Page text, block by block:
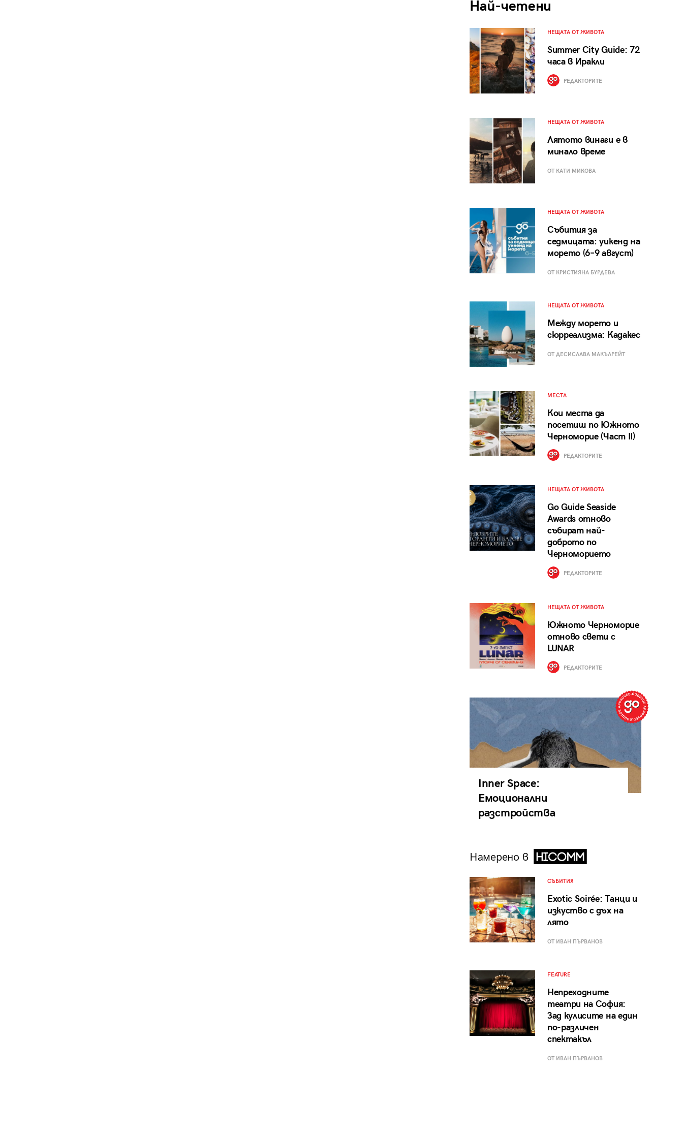
Най-четени
НЕЩАТА ОТ ЖИВОТА
Summer City Guide: 72
часа в Иракли
РЕДАКТОРИТЕ
НЕЩАТА ОТ ЖИВОТА
Лятото винаги е в
минало време
ОТ КАТИ МИКОВА
НЕЩАТА ОТ ЖИВОТА
Събития за
седмицата: уикенд на
морето (6–9 август)
ОТ КРИСТИЯНА БУРДЕВА
НЕЩАТА ОТ ЖИВОТА
Между морето и
сюрреализма: Кадакес
ОТ ДЕСИСЛАВА МАКЪЛРЕЙТ
МЕСТА
Кои места да
посетиш по Южното
Черноморие (Част II)
РЕДАКТОРИТЕ
НЕЩАТА ОТ ЖИВОТА
Go Guide Seaside
Awards отново
събират най-
доброто по
Черноморието
РЕДАКТОРИТЕ
НЕЩАТА ОТ ЖИВОТА
Южното Черноморие
отново свети с
LUNAR
РЕДАКТОРИТЕ
Inner Space:
Емоционални
разстройства
Намерено в
СЪБИТИЯ
Exotic Soirée: Танци и
изкуство с дъх на
лято
ОТ ИВАН ПЪРВАНОВ
FEATURE
Непреходните
театри на София:
Зад кулисите на един
по-различен
спектакъл
ОТ ИВАН ПЪРВАНОВ